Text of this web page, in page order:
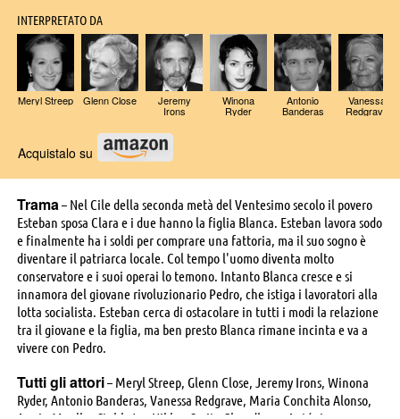
INTERPRETATO DA
Meryl Streep Glenn Close Jeremy
Irons
Winona
Ryder
Antonio
Banderas
Vanessa
Redgrave
Acquistalo su
Trama – Nel Cile della seconda metà del Ventesimo secolo il povero
Esteban sposa Clara e i due hanno la figlia Blanca. Esteban lavora sodo
e finalmente ha i soldi per comprare una fattoria, ma il suo sogno è
diventare il patriarca locale. Col tempo l'uomo diventa molto
conservatore e i suoi operai lo temono. Intanto Blanca cresce e si
innamora del giovane rivoluzionario Pedro, che istiga i lavoratori alla
lotta socialista. Esteban cerca di ostacolare in tutti i modi la relazione
tra il giovane e la figlia, ma ben presto Blanca rimane incinta e va a
vivere con Pedro.
Tutti gli attori– Meryl Streep, Glenn Close, Jeremy Irons, Winona
Ryder, Antonio Banderas, Vanessa Redgrave, Maria Conchita Alonso,